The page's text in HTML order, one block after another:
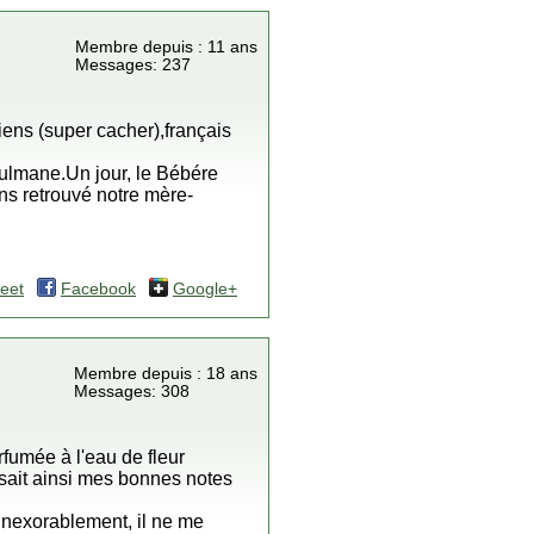
Membre depuis : 11 ans
Messages: 237
(super cacher),français
jour, le Bébére
retrouvé notre mère-
Facebook Google+
Membre depuis : 18 ans
Messages: 308
à l'eau de fleur
ainsi mes bonnes notes
il ne me